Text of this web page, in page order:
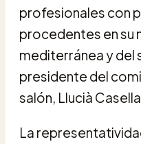
profesionales con
procedentes en su
mediterránea y del
presidente del
salón, Llucià
La